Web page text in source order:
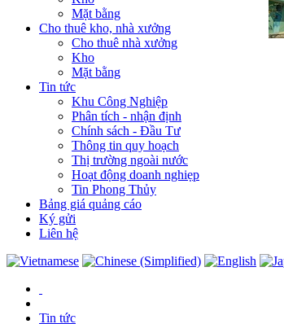
Mặt bằng
Cho thuê kho, nhà xưởng
Cho thuê nhà xưởng
Kho
Mặt bằng
Tin tức
Khu Công Nghiệp
Phân tích - nhận định
Chính sách - Đầu Tư
Thông tin quy hoạch
Thị trường ngoài nước
Hoạt động doanh nghiẹp
Tin Phong Thủy
Bảng giá quảng cáo
Ký gửi
Liên hệ
Tin tức